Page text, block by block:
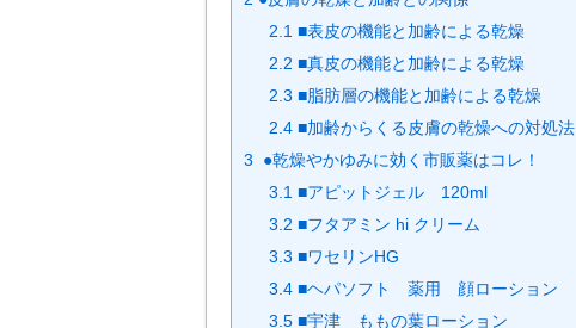
2.1 ■表皮の機能と加齢による乾燥
2.2 ■真皮の機能と加齢による乾燥
2.3 ■脂肪層の機能と加齢による乾燥
2.4 ■加齢からくる皮膚の乾燥への対処法
3 ●乾燥やかゆみに効く市販薬はコレ！
3.1 ■アピットジェル 120ml
3.2 ■フタアミン hi クリーム
3.3 ■ワセリンHG
3.4 ■ヘパソフト 薬用 顔ローション
3.5 ■宇津 ももの葉ローション